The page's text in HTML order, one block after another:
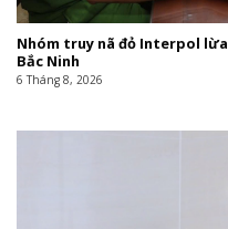
Nhóm truy nã đỏ Interpol
Bắc Ninh
6 Tháng 8, 2026